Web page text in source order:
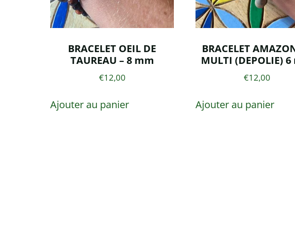
BRACELET OEIL DE
TAUREAU – 8 mm
€12,00
Ajouter au panier
BRACELET
MULTI (DEPOLIE)
€12,00
Ajouter au panier